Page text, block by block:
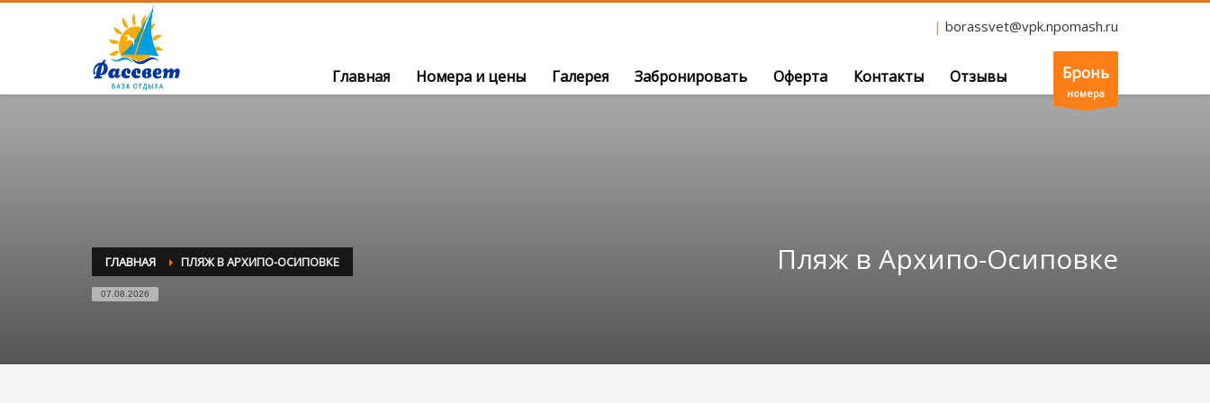
| borassvet@vpk.npomash.ru
Главная Номера и цены Галерея Забронировать Оферта Контакты Отзывы Бронь
номера
ГЛАВНАЯ ПЛЯЖ В АРХИПО-ОСИПОВКЕ
07.08.2026
Пляж в Архипо-Осиповке